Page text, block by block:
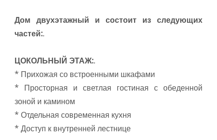
Дом двухэтажный и состоит из следующих
частей:.
ЦОКОЛЬНЫЙ ЭТАЖ:.
* Прихожая со встроенными шкафами
* Просторная и светлая гостиная с обеденной
зоной и камином
* Отдельная современная кухня
* Доступ к внутренней лестнице